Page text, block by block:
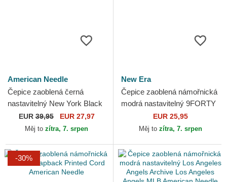
American Needle
Čepice zaoblená černá
nastavitelný New York Black
Yankees Hepcat New York
Black Yankees MLB...
EUR39,95 EUR 27,97
Měj to zítra, 7. srpen
New Era
Čepice zaoblená námořnická
modrá nastavitelný 9FORTY
Outline New York Yankees
MLB New Era
EUR 25,95
Měj to zítra, 7. srpen
-30%